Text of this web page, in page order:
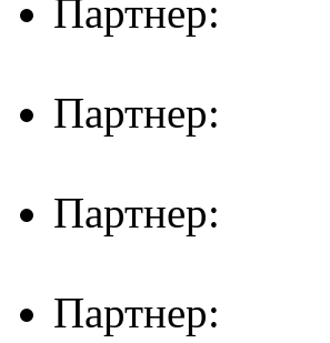
Партнер:
Партнер:
Партнер:
Партнер: